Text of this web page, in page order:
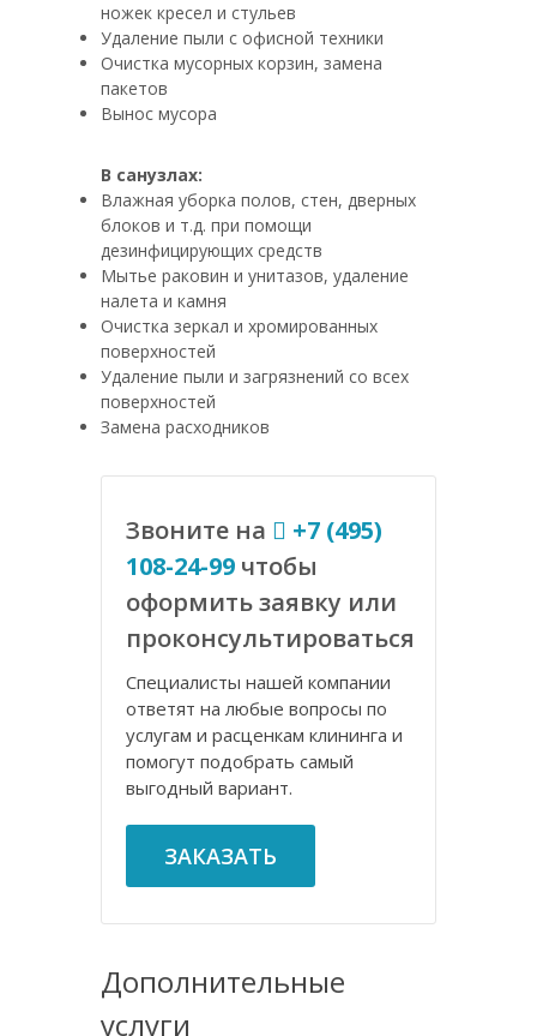
ножек кресел и стульев
Удаление пыли с офисной техники
Очистка мусорных корзин, замена
пакетов
Вынос мусора
В санузлах:
Влажная уборка полов, стен, дверных
блоков и т.д. при помощи
дезинфицирующих средств
Мытье раковин и унитазов, удаление
налета и камня
Очистка зеркал и хромированных
поверхностей
Удаление пыли и загрязнений со всех
поверхностей
Замена расходников
Звоните на
+7 (495)
108-24-99 чтобы
оформить заявку или
проконсультироваться
Специалисты нашей компании
ответят на любые вопросы по
услугам и расценкам клининга и
помогут подобрать самый
выгодный вариант.
ЗАКАЗАТЬ
Дополнительные
услуги